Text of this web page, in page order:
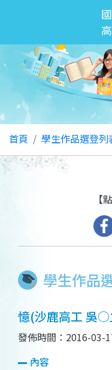
首頁 學生作品選登列
學生作品
【
憶(沙鹿高工 吳○
發佈時間：2016-03-
內容